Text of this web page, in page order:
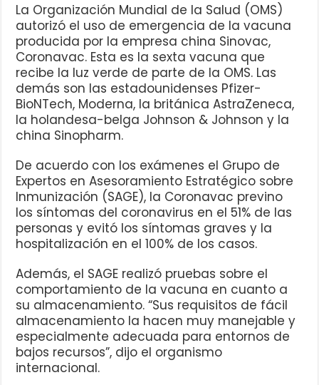
La Organización Mundial de la Salud (OMS)
autorizó el uso de emergencia de la vacuna
producida por la empresa china Sinovac,
Coronavac. Esta es la sexta vacuna que
recibe la luz verde de parte de la OMS. Las
demás son las estadounidenses Pfizer-
BioNTech, Moderna, la británica AstraZeneca,
la holandesa-belga Johnson & Johnson y la
china Sinopharm.
De acuerdo con los exámenes el Grupo de
Expertos en Asesoramiento Estratégico sobre
Inmunización (SAGE), la Coronavac previno
los síntomas del coronavirus en el 51% de las
personas y evitó los síntomas graves y la
hospitalización en el 100% de los casos.
Además, el SAGE realizó pruebas sobre el
comportamiento de la vacuna en cuanto a
su almacenamiento. “Sus requisitos de fácil
almacenamiento la hacen muy manejable y
especialmente adecuada para entornos de
bajos recursos”, dijo el organismo
internacional.